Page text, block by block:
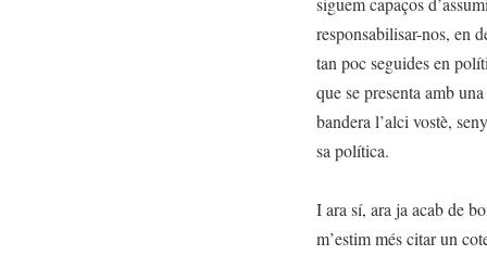
responsabilisar-nos, en
tan poc seguides en
que se presenta amb
bandera l’alci vostè,
sa política.
I ara sí, ara ja acab de
m’estim més citar un